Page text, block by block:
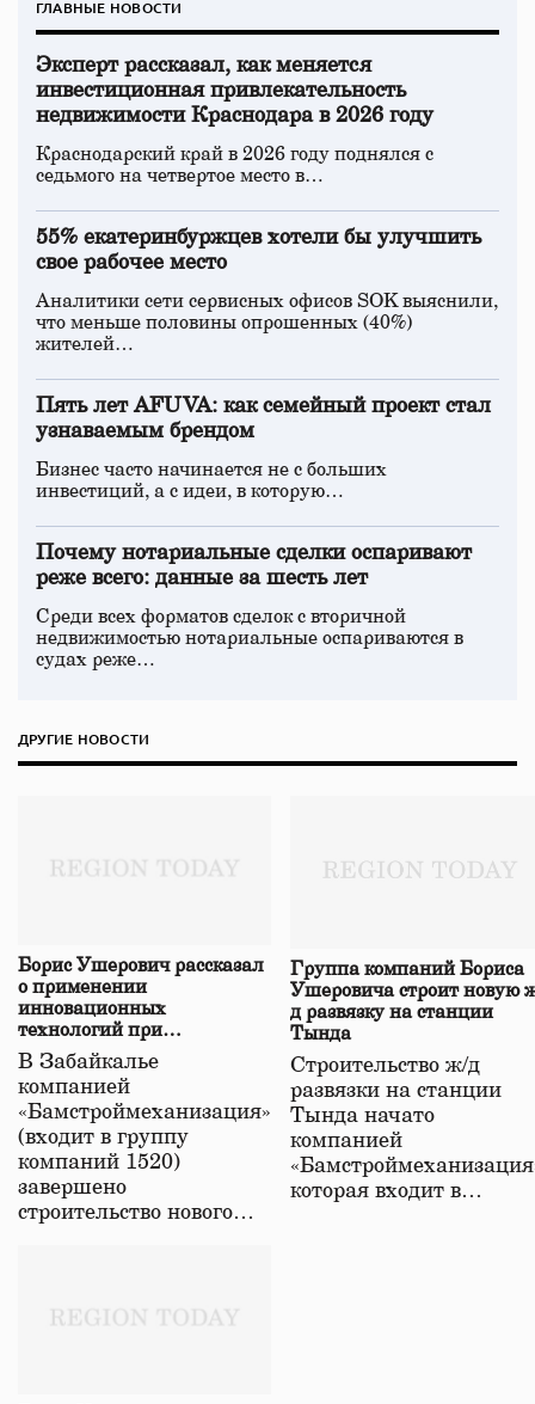
ГЛАВНЫЕ НОВОСТИ
Эксперт рассказал, как меняется
инвестиционная привлекательность
недвижимости Краснодара в 2026 году
Краснодарский край в 2026 году поднялся с
седьмого на четвертое место в…
55% екатеринбуржцев хотели бы улучшить
свое рабочее место
Аналитики сети сервисных офисов SOK выяснили,
что меньше половины опрошенных (40%)
жителей…
Пять лет AFUVA: как семейный проект стал
узнаваемым брендом
Бизнес часто начинается не с больших
инвестиций, а с идеи, в которую…
Почему нотариальные сделки оспаривают
реже всего: данные за шесть лет
Среди всех форматов сделок с вторичной
недвижимостью нотариальные оспариваются в
судах реже…
ДРУГИЕ НОВОСТИ
Борис Ушерович рассказал
о применении
инновационных
технологий при
строительстве нового моста
в Забайкалье
В Забайкалье
компанией
«Бамстроймеханизация»
(входит в группу
компаний 1520)
завершено
строительство нового…
Группа компаний Бориса
Ушеровича строит новую
д развязку на станции
Тында
Строительство ж/д
развязки на станции
Тында начато
компанией
которая входит в…